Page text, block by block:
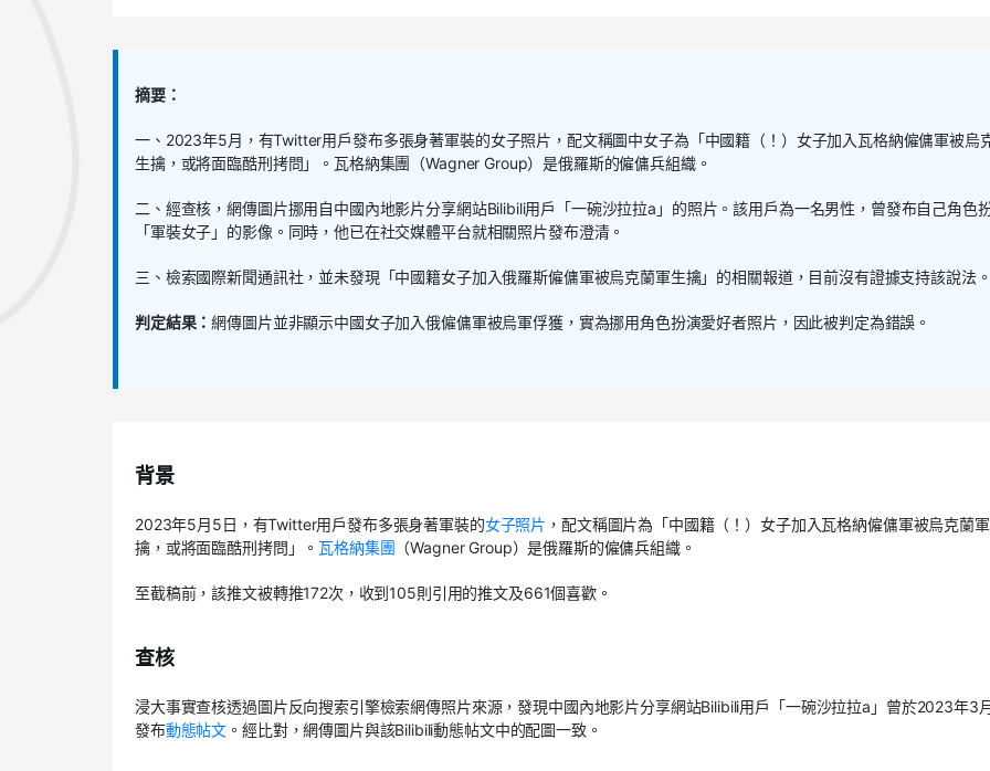
摘要：
一、 2023年5月，有Twitter用戶發布多張身著軍裝的女子照片，配文稱圖中女子為「中國籍（！）女子加入瓦格納僱傭軍被烏
生擒，或將面臨酷刑拷問」。瓦格納集團（Wagner Group）是俄羅斯的僱傭兵組織。
二、經查核，網傳圖片挪用自中國內地影片分享網站Bilibili用戶「一碗沙拉拉a 」的照片。該用戶為一名男性，曾發布自己角色
「軍裝女子」的影像。同時，他已在社交媒體平台就相關照片發布澄清。
三、檢索國際新聞通訊社，並未發現「中國籍女子加入俄羅斯僱傭軍被烏克蘭軍生擒」的相關報道，目前沒有證據支持該說法。
判定結果：網傳圖片並非顯示中國女子加入俄僱傭軍被烏軍俘獲，實為挪用角色扮演愛好者照片，因此被判定為錯誤。
背景
2023年5月5日，有Twitter用戶發布多張身著軍裝的女子照片 ，配文稱圖片為「中國籍（！）女子加入瓦格納僱傭軍被烏克蘭
擒，或將面臨酷刑拷問」。 瓦格納集團 （Wagner Group）是俄羅斯的僱傭兵組織。
至截稿前，該推文被轉推172次，收到105則引用的推文及661個喜歡。
查核
浸大事實查核透過圖片反向搜索引擎檢索網傳照片來源，發現中國內地影片分享網站Bilibili用戶「一碗沙拉拉a 」曾於2023年3
發布動態帖文 。經比對，網傳圖片與該Bilibili動態帖文中的配圖一致。